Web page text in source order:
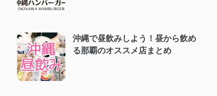
沖縄で昼飲みしよう！昼から飲め
る那覇のオススメ店まとめ